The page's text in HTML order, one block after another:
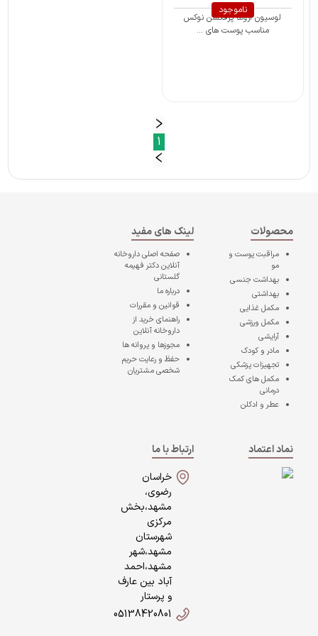
ناموجود
لوسیون آروما پرفکشن نوکس
مناسب پوست های ...
1
محصولات
مراقبت پوست و
مو
بهداشت جنسی
بهداشتی
مکمل غذایی
مکمل ورزشی
آرایشی
مادر و کودک
تجهیزات پزشکی
مکمل های کمک
درمانی
عطر و ادکلن
لینک های مفید
صفحه اصلیداروخانه
آنلاین دکتر فهیمه
گلستانی
درباره ما
قوانین و مقررات
راهنمای خرید از
داروخانه آنلاین
مجوزها و پروانه ها
حفظ و رعایت حریم
شخصی مشتریان
نماد اعتماد
ارتباط با ما
خراسان
رضوی،
مشهد،بخش
مرکزی
شهرستان
مشهد،شهر
مشهد،احمد
آباد بین عارف
و پرستار
05138420801